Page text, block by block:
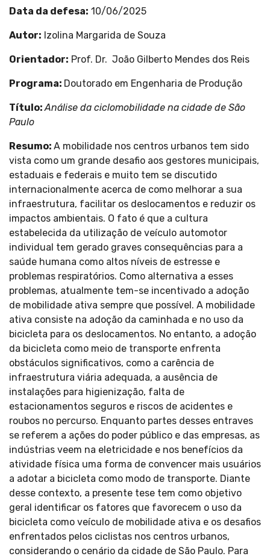
Data da defesa: 10/06/2025
Autor: Izolina Margarida de Souza
Orientador: Prof. Dr. João Gilberto Mendes dos Reis
Programa: Doutorado em Engenharia de Produção
Título:Análise da ciclomobilidade na cidade de São
Paulo
Resumo: A mobilidade nos centros urbanos tem sido
vista como um grande desafio aos gestores municipais,
estaduais e federais e muito tem se discutido
internacionalmente acerca de como melhorar a sua
infraestrutura, facilitar os deslocamentos e reduzir os
impactos ambientais. O fato é que a cultura
estabelecida da utilização de veículo automotor
individual tem gerado graves consequências para a
saúde humana como altos níveis de estresse e
problemas respiratórios. Como alternativa a esses
problemas, atualmente tem-se incentivado a adoção
de mobilidade ativa sempre que possível. A mobilidade
ativa consiste na adoção da caminhada e no uso da
bicicleta para os deslocamentos. No entanto, a adoção
da bicicleta como meio de transporte enfrenta
obstáculos significativos, como a carência de
infraestrutura viária adequada, a ausência de
instalações para higienização, falta de
estacionamentos seguros e riscos de acidentes e
roubos no percurso. Enquanto partes desses entraves
se referem a ações do poder público e das empresas, as
indústrias veem na eletricidade e nos benefícios da
atividade física uma forma de convencer mais usuários
a adotar a bicicleta como modo de transporte. Diante
desse contexto, a presente tese tem como objetivo
geral identificar os fatores que favorecem o uso da
bicicleta como veículo de mobilidade ativa e os desafios
enfrentados pelos ciclistas nos centros urbanos,
considerando o cenário da cidade de São Paulo. Para